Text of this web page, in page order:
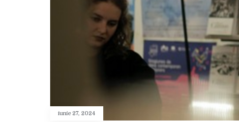
iunie 27, 2024